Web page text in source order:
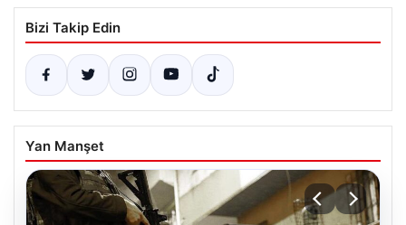
Bizi Takip Edin
Yan Manşet